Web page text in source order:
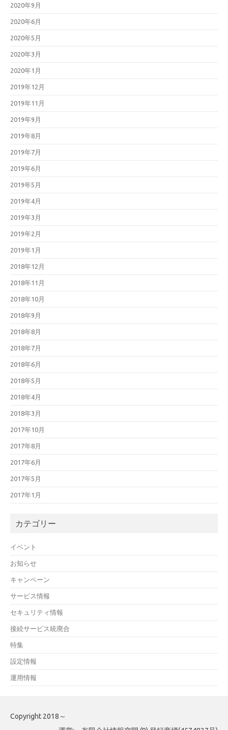
2020年9月
2020年6月
2020年5月
2020年3月
2020年1月
2019年12月
2019年11月
2019年9月
2019年8月
2019年7月
2019年6月
2019年5月
2019年4月
2019年3月
2019年2月
2019年1月
2018年12月
2018年11月
2018年10月
2018年9月
2018年8月
2018年7月
2018年6月
2018年5月
2018年4月
2018年3月
2017年10月
2017年8月
2017年6月
2017年5月
2017年1月
カテゴリー
イベント
お知らせ
キャンペーン
サービス情報
セキュリティ情報
接続サービス統廃合
特集
設定情報
運用情報
Copyright 2018～